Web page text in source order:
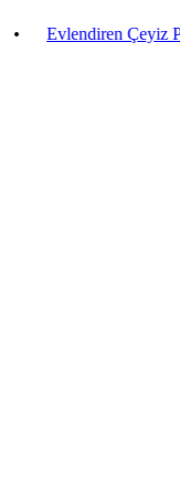
Evlendiren Çeyiz Paketleri